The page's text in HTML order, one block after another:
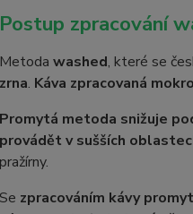
Postup zpracování
Metoda washed, které se
zrna. Káva zpracovaná
Promytá metoda snižuje
provádět v sušších
pražírny.
Se zpracováním kávy